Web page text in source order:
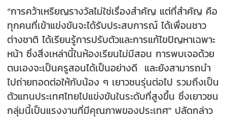
“การคว้าเหรียญรางวัลไม่ใช่เรื่องสำคัญ แต่ที่สำคัญ คือ
ทุกคนที่เข้าแข่งขันจะได้รับประสบการณ์ ได้เพื่อนชาว
ต่างชาติ ได้เรียนรู้การปรับตัวและการแก้ไขปัญหาเฉพาะ
หน้า ซึ่งสิ่งเหล่านี้ในห้องเรียนไม่มีสอน การพบเจอด้วย
ตนเองจะเป็นครูสอนได้เป็นอย่างดี และยังสามารถนำ
ไปถ่ายทอดต่อให้กับน้อง ๆ เยาวชนรุ่นต่อไป รวมถึงเป็น
ตัวแทนประเทศไทยไปแข่งขันในระดับที่สูงขึ้น ซึ่งเยาวชน
กลุ่มนี้เป็นแรงงานที่มีคุณภาพของประเทศ" ปลัดกล่าว